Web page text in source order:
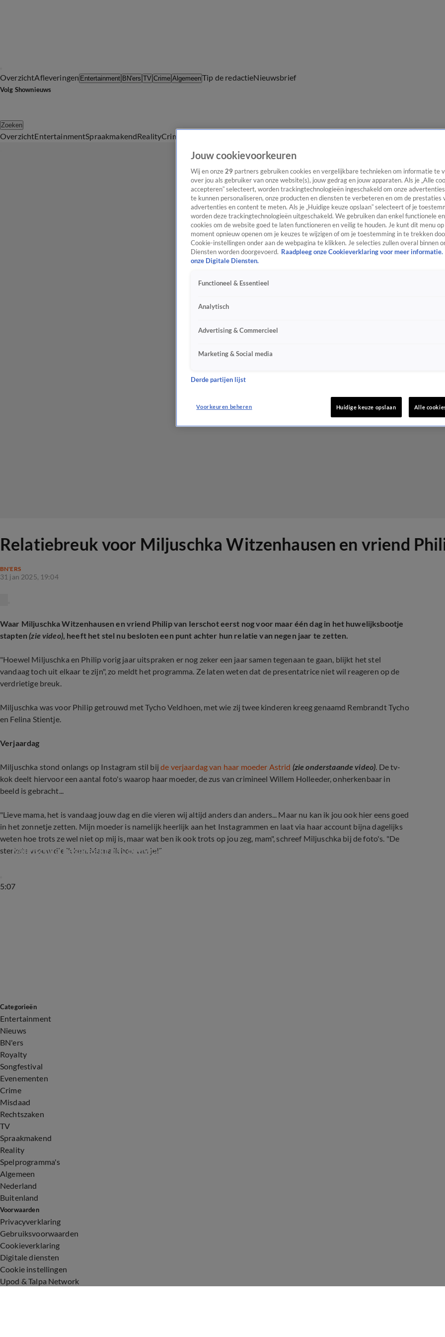
OverzichtAfleveringen Entertainment BN'ers TV Crime AlgemeenTip de redactieNieuwsbrief
Volg Shownieuws
Zoeken
OverzichtEntertainmentSpraakmakendRealityCrime
Relatiebreuk voor Miljuschka Witzenhausen en vriend
BN'ERS
31 jan 2025, 19:04
Waar Miljuschka Witzenhausen en vriend Philip van Ierschot eerst nog voor maar één dag in het huwelijksbootje
stapten(zie video), heeft het stel nu besloten een punt achter hun relatie van negen jaar te zetten.
"Hoewel Miljuschka en Philip vorig jaar uitspraken er nog zeker een jaar samen tegenaan te gaan, blijkt het stel
vandaag toch uit elkaar te zijn", zo meldt het programma. Ze laten weten dat de presentatrice niet wil reageren op de
verdrietige breuk.
Miljuschka was voor Philip getrouwd met Tycho Veldhoen, met wie zij twee kinderen kreeg genaamd Rembrandt Tycho
en Felina Stientje.
Verjaardag
Miljuschka stond onlangs op Instagram stil bijde verjaardag van haar moeder Astrid (zie onderstaande video). De tv-
kok deelt hiervoor een aantal foto's waarop haar moeder, de zus van crimineel Willem Holleeder, onherkenbaar in
beeld is gebracht...
"Lieve mama, het is vandaag jouw dag en die vieren wij altijd anders dan anders... Maar nu kan ik jou ook hier eens goed
in het zonnetje zetten. Mijn moeder is namelijk heerlijk aan het Instagrammen en laat via haar account bijna dagelijks
weten hoe trots ze wel niet op mij is, maar wat ben ik ook trots op jou zeg, mam", schreef Miljuschka bij de foto's. "De
sterkste vrouw die ik ken. Mama ik hou van je!"
5:07
Miljuschka bespreekt opvoedvragen in podcast met moeder Astrid
Categorieën
Entertainment
Nieuws
BN'ers
Royalty
Songfestival
Evenementen
Crime
Misdaad
Rechtszaken
TV
Spraakmakend
Reality
Spelprogramma's
Algemeen
Nederland
Buitenland
Voorwaarden
Privacyverklaring
Gebruiksvoorwaarden
Cookieverklaring
Digitale diensten
Cookie instellingen
Upod & Talpa Network
Jouw cookievoorkeuren
Wij en onze 29 partners gebruiken cookies en vergelijkbare technieken om informatie te
over jou als gebruiker van onze website(s), jouw gedrag en jouw apparaten. Als je „Alle
accepteren” selecteert, worden trackingtechnologieën ingeschakeld om onze
te kunnen personaliseren, onze producten en diensten te verbeteren en om de prestaties
advertenties en content te meten. Als je „Huidige keuze opslaan” selecteert of je
worden deze trackingtechnologieën uitgeschakeld. We gebruiken dan enkel functionele
cookies om de website goed te laten functioneren en veilig te houden. Je kunt dit menu
moment opnieuw openen om je keuzes te wijzigen of om je toestemming in te trekken
Cookie-instellingen onder aan de webpagina te klikken. Je selecties zullen overal binnen
Diensten worden doorgevoerd. Raadpleeg onze Cookieverklaring voor meer informatie.
onze Digitale Diensten.
Functioneel & Essentieel
Analytisch
Advertising & Commercieel
Marketing & Social media
Derde partijen lijst
Voorkeuren beheren Huidige keuze opslaan Alle